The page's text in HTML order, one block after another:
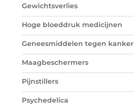
Gewichtsverlies
Hoge bloeddruk medicijnen
Geneesmiddelen tegen kanker
Maagbeschermers
Pijnstillers
Psychedelica